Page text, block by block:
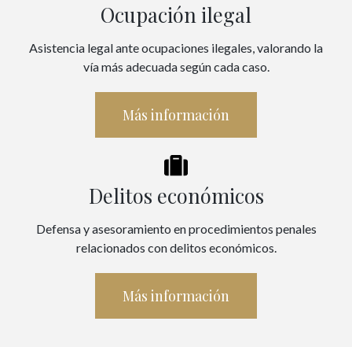
Ocupación ilegal
Asistencia legal ante ocupaciones ilegales, valorando la
vía más adecuada según cada caso.
Más información
Delitos económicos
Defensa y asesoramiento en procedimientos penales
relacionados con delitos económicos.
Más información